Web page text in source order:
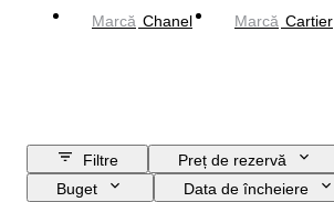
Marcă Chanel Marcă Cartier
Filtre
Preț de rezervă
Buget
Data de încheiere